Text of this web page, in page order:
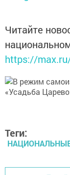
Читайте
https://
Теги: